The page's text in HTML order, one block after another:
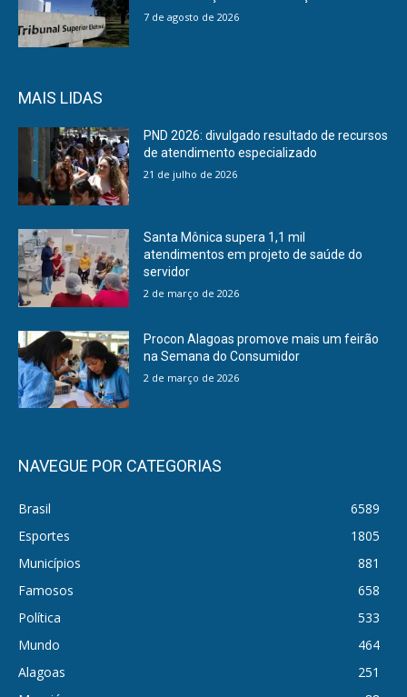
7 de agosto de 2026
MAIS LIDAS
PND 2026: divulgado resultado de recursos
de atendimento especializado
21 de julho de 2026
Santa Mônica supera 1,1 mil
atendimentos em projeto de saúde do
servidor
2 de março de 2026
Procon Alagoas promove mais um feirão
na Semana do Consumidor
2 de março de 2026
NAVEGUE POR CATEGORIAS
Brasil
6589
Esportes
1805
Municípios
881
Famosos
658
Política
533
Mundo
464
Alagoas
251